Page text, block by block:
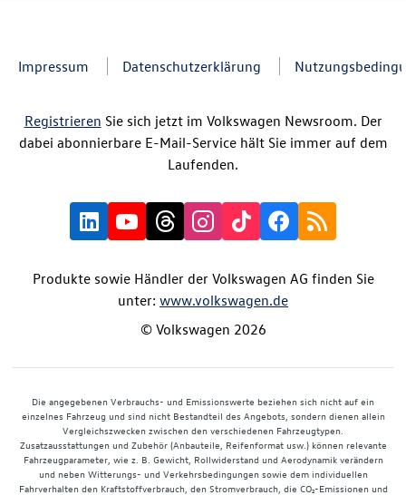
Impressum Datenschutzerklärung
Registrieren Sie sich jetzt im Volkswagen Newsroom. Der
dabei abonnierbare E-Mail-Service hält Sie immer auf dem
Laufenden.
Produkte sowie Händler der Volkswagen AG finden Sie
unter: www.volkswagen.de
© Volkswagen 2026
Die angegebenen Verbrauchs- und Emissionswerte beziehen sich nicht auf ein
einzelnes Fahrzeug und sind nicht Bestandteil des Angebots, sondern dienen allein
Vergleichszwecken zwischen den verschiedenen Fahrzeugtypen.
Zusatzausstattungen und Zubehör (Anbauteile, Reifenformat usw.) können relevante
Fahrzeugparameter, wie z. B. Gewicht, Rollwiderstand und Aerodynamik verändern
und neben Witterungs- und Verkehrsbedingungen sowie dem individuellen
Fahrverhalten den Kraftstoffverbrauch, den Stromverbrauch, die CO₂-Emissionen und